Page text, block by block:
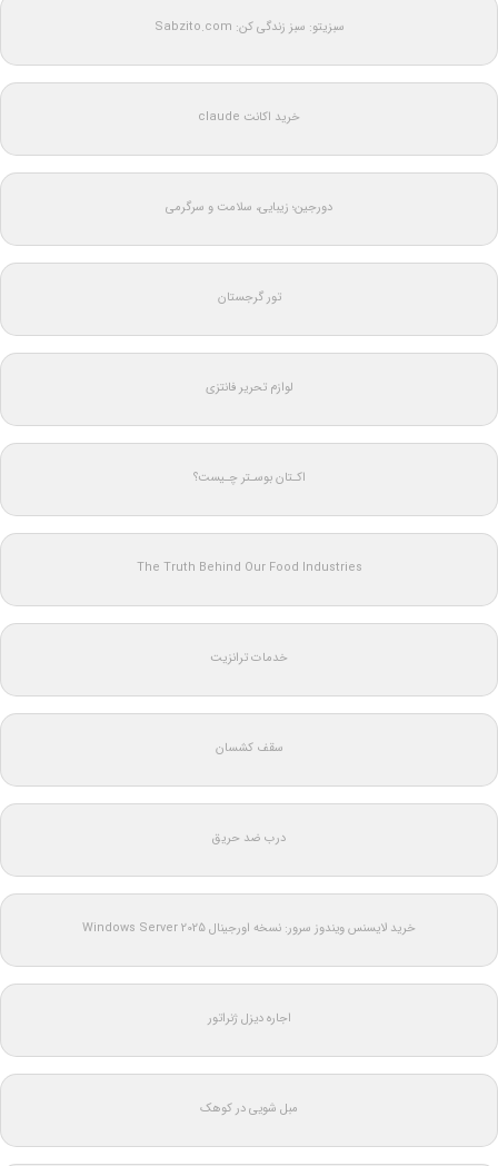
سبزیتو: سبز زندگی کن: Sabzito.com
خرید اکانت claude
دورجین؛ زیبایی، سلامت و سرگرمی
تور گرجستان
لوازم تحریر فانتزی
اکـتان بوسـتر چـیست؟
The Truth Behind Our Food Industries
خدمات ترانزیت
سقف کشسان
درب ضد حریق
خرید لایسنس ویندوز سرور: نسخه اورجینال Windows Server 2025
اجاره دیزل ژنراتور
مبل شویی در کوهک